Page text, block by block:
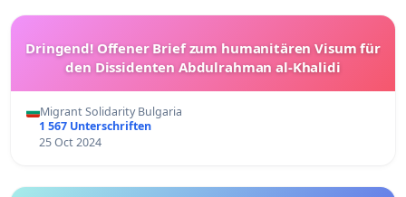
Dringend! Offener Brief zum humanitären Visum für
den Dissidenten Abdulrahman al-Khalidi
Migrant Solidarity Bulgaria
1 567 Unterschriften
25 Oct 2024